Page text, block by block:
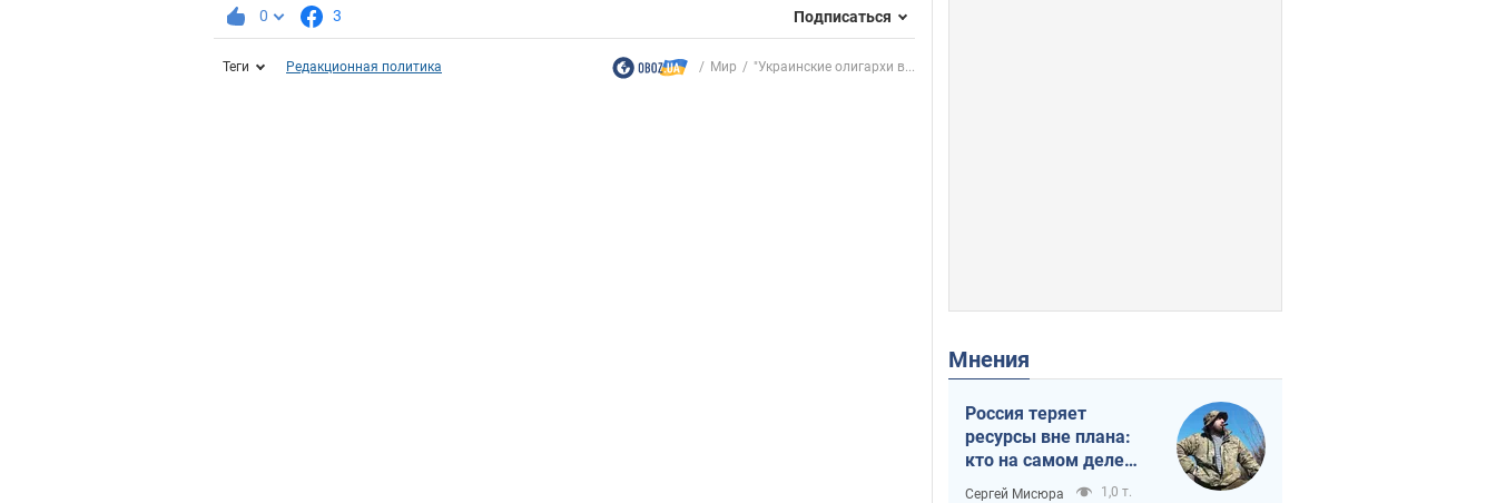
0 3 Подписаться
Теги Редакционная политика Мир "Украинские олигархи в...
Мнения
Россия теряет
ресурсы вне плана:
кто на самом деле
диктует темп войны
Сергей Мисюра 1,0 т.